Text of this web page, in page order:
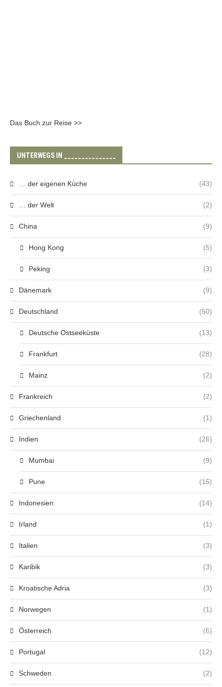
Das Buch zur Reise >>
UNTERWEGS IN _______________
… der eigenen Küche (43)
… der Welt (2)
China (9)
Hong Kong (5)
Peking (3)
Dänemark (9)
Deutschland (50)
Deutsche Ostseeküste (13)
Frankfurt (28)
Mainz (2)
Frankreich (2)
Griechenland (1)
Indien (26)
Mumbai (9)
Pune (15)
Indonesien (14)
Irland (1)
Italien (3)
Karibik (3)
Kroatische Adria (3)
Norwegen (1)
Österreich (6)
Portugal (12)
Schweden (2)